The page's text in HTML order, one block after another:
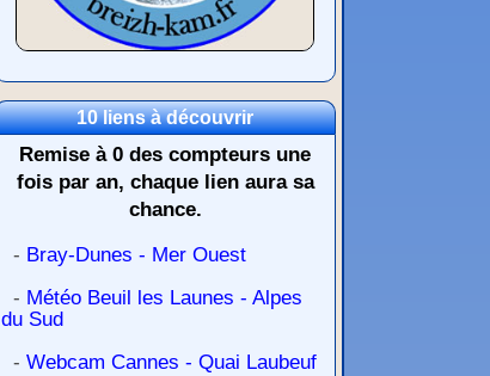
10 liens à découvrir
Remise à 0 des compteurs une
fois par an, chaque lien aura sa
chance.
- Bray-Dunes - Mer Ouest
- Météo Beuil les Launes - Alpes
du Sud
- Webcam Cannes - Quai Laubeuf